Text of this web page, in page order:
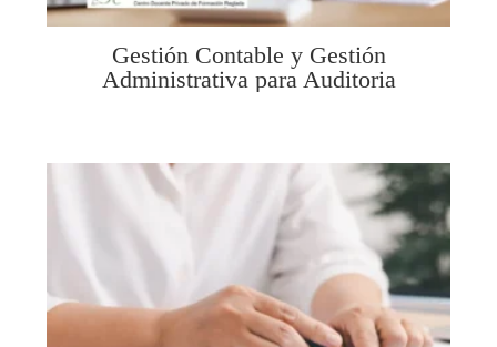
Gestión Contable y Gestión
Administrativa para Auditoria